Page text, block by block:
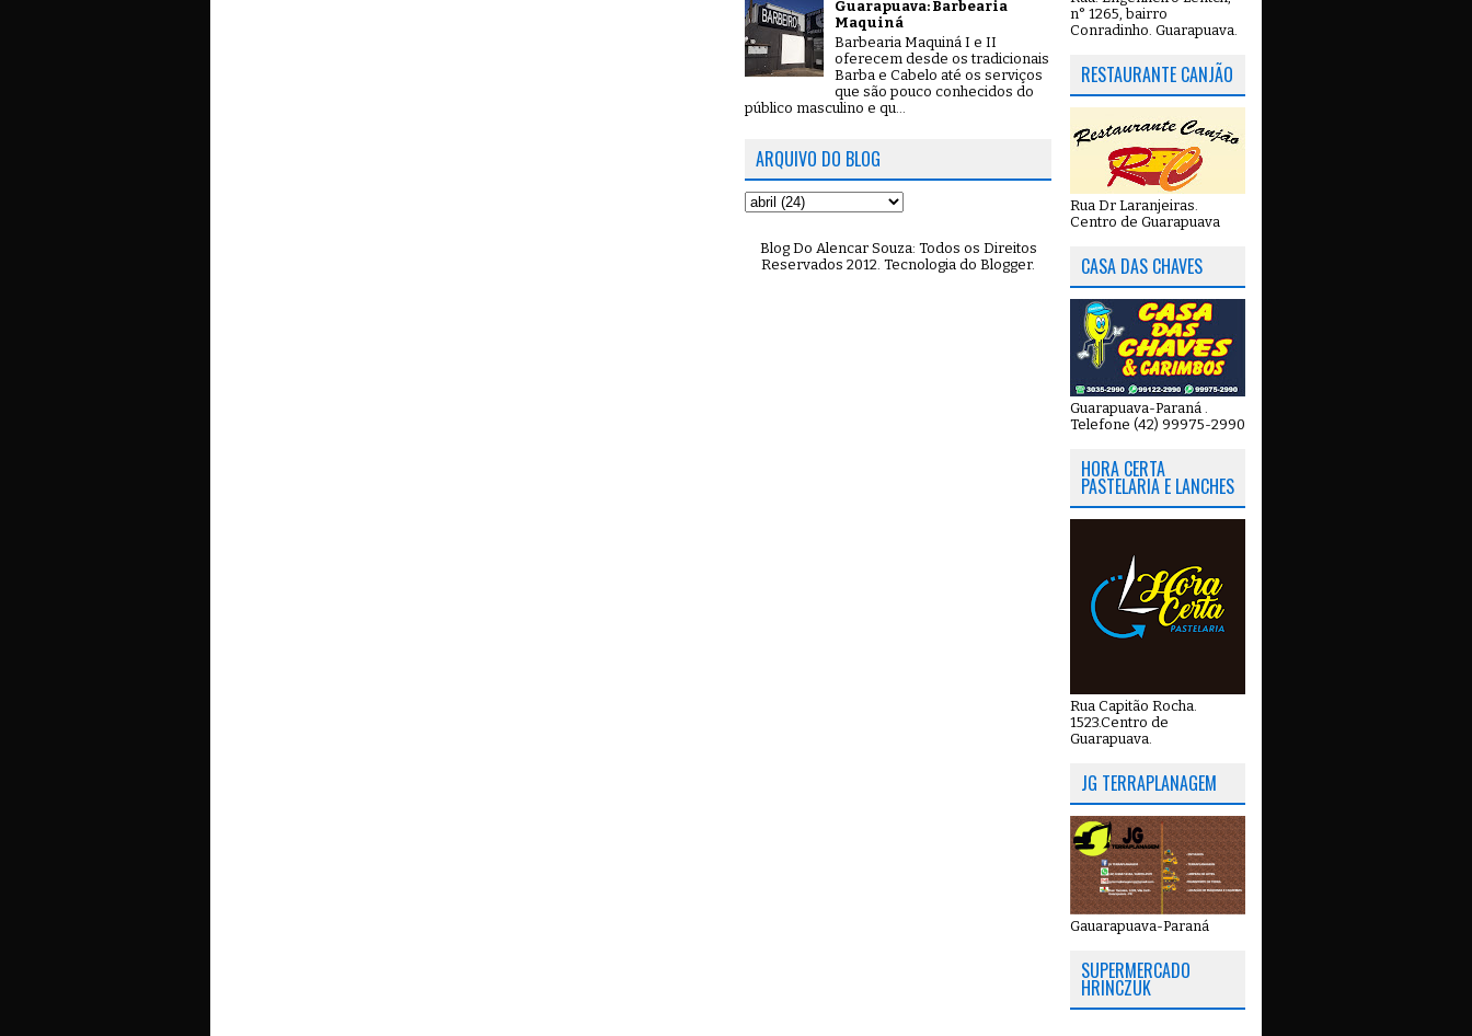
Guarapuava: Barbearia
Maquiná
Barbearia Maquiná I e II
oferecem desde os tradicionais
Barba e Cabelo até os serviços
que são pouco conhecidos do
público masculino e qu...
ARQUIVO DO BLOG
Blog Do Alencar Souza: Todos os Direitos
Reservados 2012. Tecnologia do Blogger.
n° 1265, bairro
Conradinho. Guarapuava.
RESTAURANTE CANJÃO
Rua Dr Laranjeiras.
Centro de Guarapuava
CASA DAS CHAVES
Guarapuava-Paraná .
Telefone (42) 99975-2990
HORA CERTA
PASTELARIA E LANCHES
Rua Capitão Rocha.
1523.Centro de
Guarapuava.
JG TERRAPLANAGEM
Gauarapuava-Paraná
SUPERMERCADO
HRINCZUK